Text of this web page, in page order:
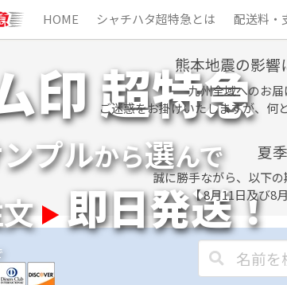
HOME シャチハタ超特急とは 配送料・
印 超特急
プルから選んで
即日発送！
熊本地震の影響
九州全域へのお届
ご迷惑をお掛けいたしますが、何
夏
誠に勝手ながら、以下の
【 8月11日及び8